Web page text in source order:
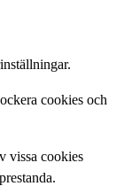
cookies och
vissa cookies